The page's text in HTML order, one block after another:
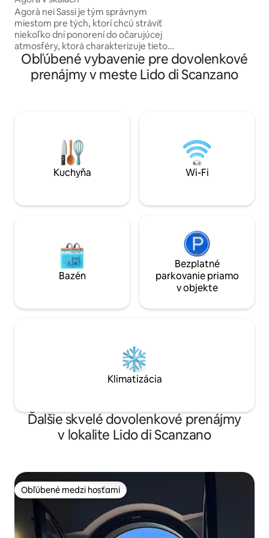
Agorà nei Sassi je tým správnym
miestom pre tých, ktorí chcú stráviť
niekoľko dní ponorení do očarujúcej
atmosféry, ktorá charakterizuje tieto
miesta! Agorà pozostáva z 1 trojlôžkovej
spálne (manželská posteľ a samostatné
lôžko), kúpeľne a kuchyne s vlastným
nádhernej súkromnej terasy s vlastným
prístupom... ideálne pre rodiny alebo
priateľov🧳🛎
Obľúbené vybavenie pre dovolenkové
prenájmy v meste Lido di Scanzano
Kuchyňa Wi-Fi
Bazén
Bezplatné
parkovanie priamo
v objekte
Klimatizácia
Ďalšie skvelé dovolenkové prenájmy
v lokalite Lido di Scanzano
Obľúbené medzi hosťami
Obľúbené medzi hosťami